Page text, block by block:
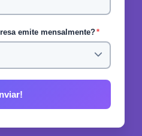
emite mensalmente?*